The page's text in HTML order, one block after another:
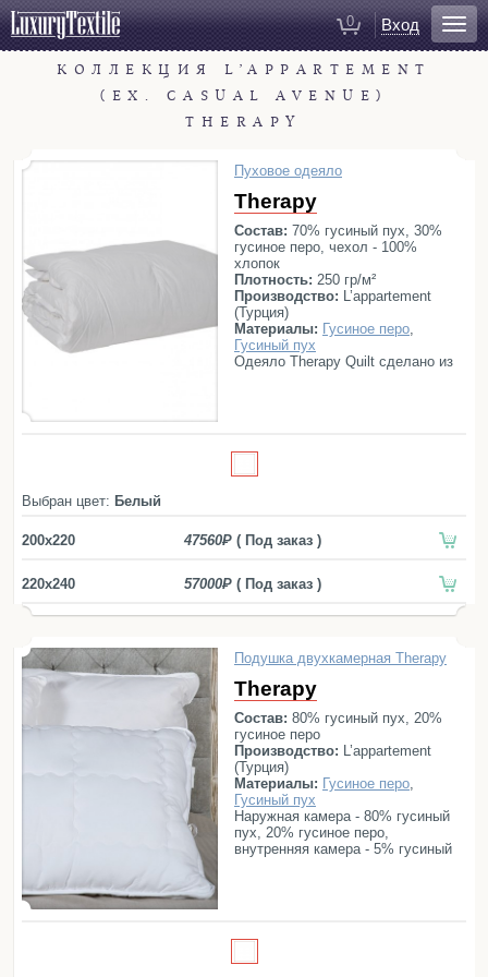
0 Вход
Для ванной
Халаты
Полотенца
Коврики для ванной
Тапочки
Рукавицы для душа
Косметички
Для спальни
Постельное белье
Покрывала
Домашняя одежда
Балетки
Маски для сна
Пододеяльники
Одеяла
Наматрасники
Для детей
Детское постельное белье
Детские полотенца
Детские халаты
Пеленки
Детские пледы
КОЛЛЕКЦИЯ L’APPARTEMENT
(EX. CASUAL AVENUE)
THERAPY
Пуховое одеяло
Therapy
Состав: 70% гусиный пух, 30%
гусиное перо, чехол - 100%
хлопок
Плотность: 250 гр/м²
Производство: L’appartement
(Турция)
Материалы: Гусиное перо,
Гусиный пух
Одеяло Therapy Quilt сделано из
сна. Вы будете прекрасно спать
отдохнувшими. Следуйте
и оно прослужит вам долгие годы
без изменений в своём внешнем
Выбран цвет: Белый
200x220 47560 ( Под заказ )
220x240 57000 ( Под заказ )
Подушка двухкамерная Therapy
Therapy
Состав: 80% гусиный пух, 20%
гусиное перо
Производство: L’appartement
(Турция)
Материалы: Гусиное перо,
Гусиный пух
Наружная камера - 80% гусиный
пух, 20% гусиное перо,
внутренняя камера - 5% гусиный